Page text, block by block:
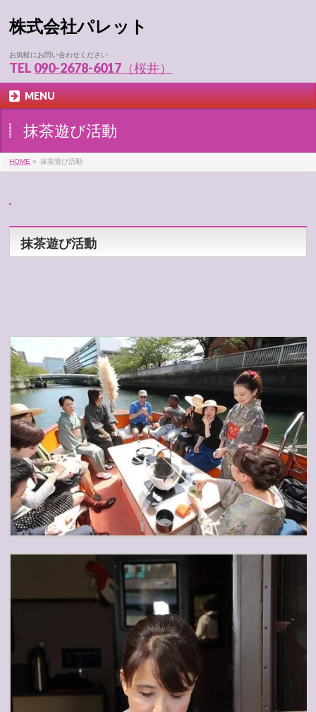
株式会社パレット
お気軽にお問い合わせください
TEL 090-2678-6017（桜井）
MENU
抹茶遊び活動
HOME » 抹茶遊び活動
抹茶遊び活動